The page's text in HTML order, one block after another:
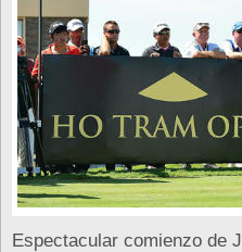
Espectacular comienzo de